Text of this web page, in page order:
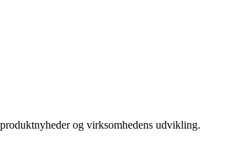
og virksomhedens udvikling.